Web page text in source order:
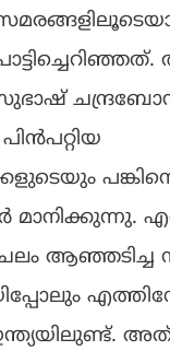
മാനിക്കുന്നു.
ആഞ്ഞടിച്ച